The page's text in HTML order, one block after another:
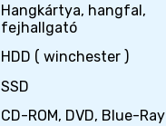
Hangkártya, hangfal,
fejhallgató
HDD ( winchester )
SSD
CD-ROM, DVD, Blue-Ray